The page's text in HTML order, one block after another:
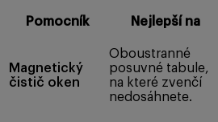
Pomocník Nejlepší na
Magnetický
čistič oken
Oboustranné
posuvné tabule,
na které zvenčí
nedosáhnete.